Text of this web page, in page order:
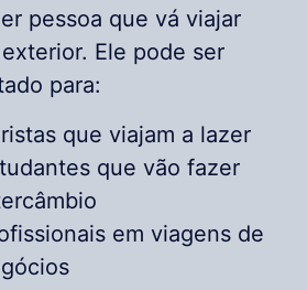
pessoa que vá viajar
Ele pode ser
para:
que viajam a lazer
que vão fazer
em viagens de